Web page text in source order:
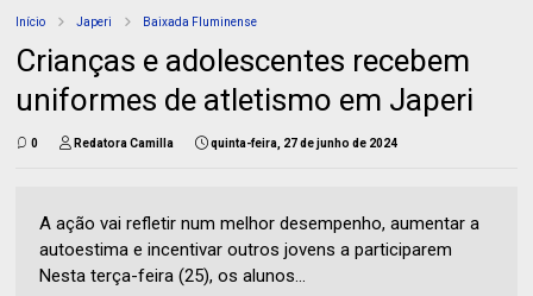
Início Japeri Baixada Fluminense
Crianças e adolescentes recebem
uniformes de atletismo em Japeri
0 Redatora Camilla quinta-feira, 27 de junho de 2024
A ação vai refletir num melhor desempenho, aumentar a
autoestima e incentivar outros jovens a participarem
Nesta terça-feira (25), os alunos...